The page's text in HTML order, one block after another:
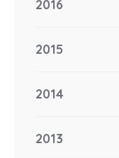
2016
2015
2014
2013